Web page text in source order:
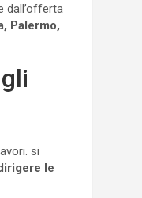
dall’offerta
Palermo,
si
le